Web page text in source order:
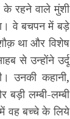
के रहने वाले मुंशी
वे बचपन में बड़े
था और विशेष
से उन्होंने उर्दू
उनकी कहानी,
बड़ी लम्बी-लम्बी
वह बच्चे के लिये